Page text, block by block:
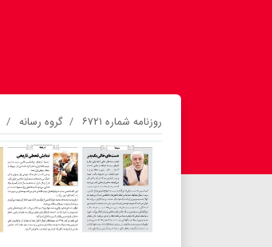
روزنامه شماره ۶۷۲۱ گروه رسانه